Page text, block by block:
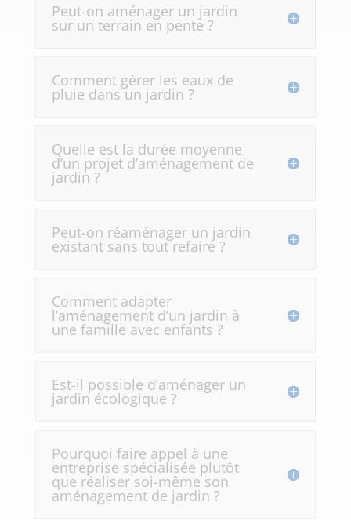
Peut-on aménager un jardin
sur un terrain en pente ?
Comment gérer les eaux de
pluie dans un jardin ?
Quelle est la durée moyenne
d’un projet d’aménagement de
jardin ?
Peut-on réaménager un jardin
existant sans tout refaire ?
Comment adapter
l’aménagement d’un jardin à
une famille avec enfants ?
Est-il possible d’aménager un
jardin écologique ?
Pourquoi faire appel à une
entreprise spécialisée plutôt
que réaliser soi-même son
aménagement de jardin ?